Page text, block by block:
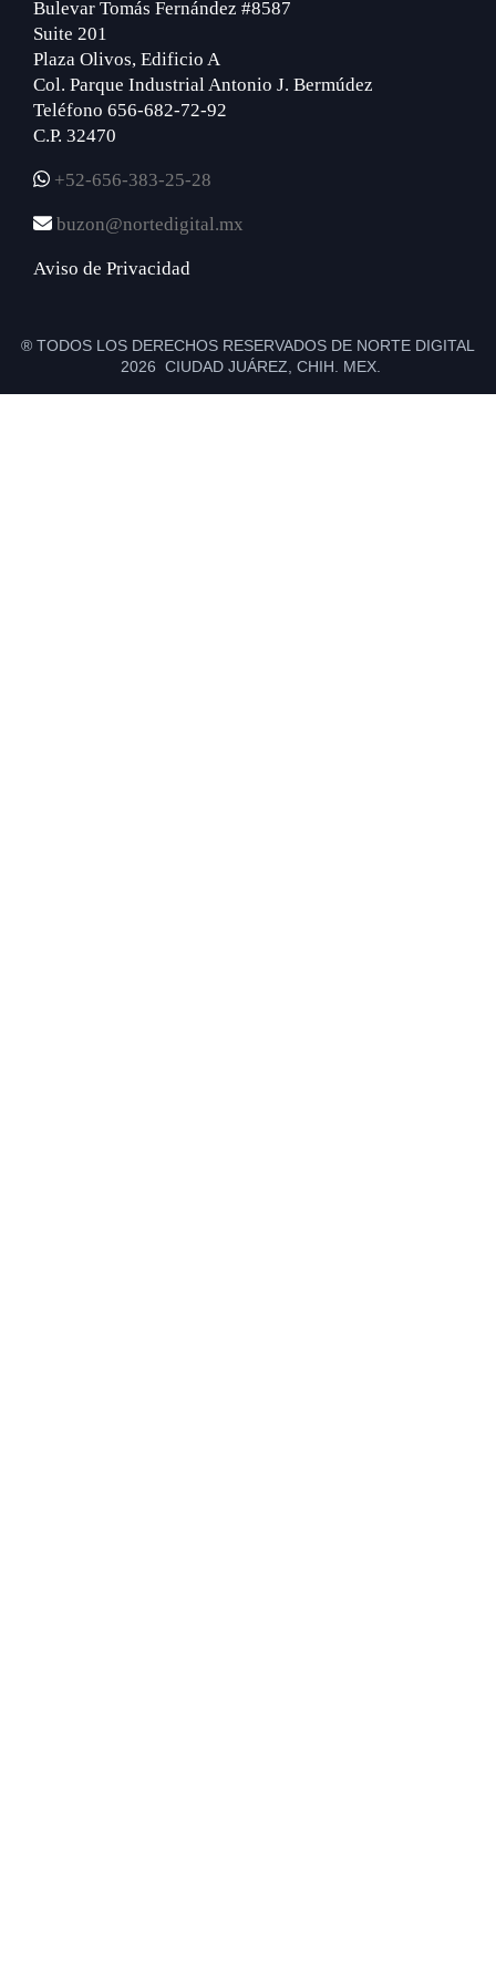
Bulevar Tomás Fernández #8587
Suite 201
Plaza Olivos, Edificio A
Col. Parque Industrial Antonio J. Bermúdez
Teléfono 656-682-72-92
C.P. 32470
+52-656-383-25-28
buzon@nortedigital.mx
Aviso de Privacidad
® TODOS LOS DERECHOS RESERVADOS DE NORTE DIGITAL
2026 CIUDAD JUÁREZ, CHIH. MEX.